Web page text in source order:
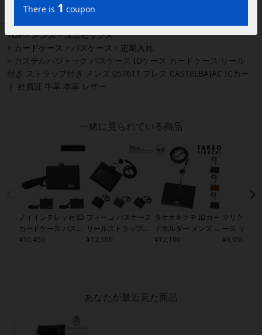
TOP
メンズ・ユニセックス
カードケース・パスケース・定期入れ
カステルバジャック パスケース IDケース カードケース リール
付き ストラップ付き メンズ 057611 プレス CASTELBAJAC ICカー
ド 社員証 牛革 本革 レザー
一緒に見られている商品
ノイインテレッセ ID
カードケース パスケ
ース カードケース ス
¥10,450
フィーコ パスケース
リールストラップ付
カードケース ICカー
¥12,100
タケオキクチ IDカー
ドホルダー メンズ パ
ナマ729628 TAKEO
牛革 レザー
¥12,100
マリクレー
ース リール
ーゼル レ
¥6,050
あなたが最近見た商品